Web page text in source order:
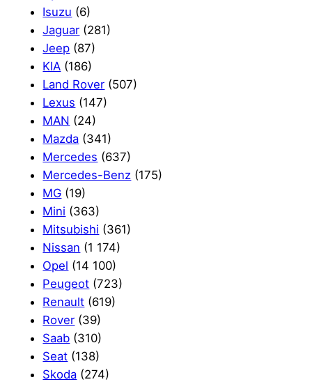
Isuzu (6)
Jaguar (281)
Jeep (87)
KIA (186)
Land Rover (507)
Lexus (147)
MAN (24)
Mazda (341)
Mercedes (637)
Mercedes-Benz (175)
MG (19)
Mini (363)
Mitsubishi (361)
Nissan (1 174)
Opel (14 100)
Peugeot (723)
Renault (619)
Rover (39)
Saab (310)
Seat (138)
Skoda (274)